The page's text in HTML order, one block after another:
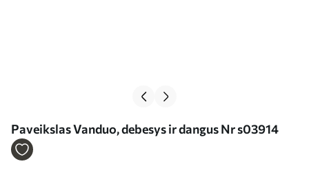
Paveikslas Vanduo, debesys ir dangus Nr s03914